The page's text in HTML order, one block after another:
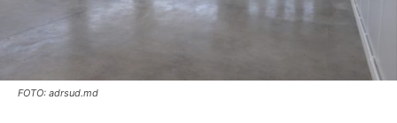
FOTO: adrsud.md